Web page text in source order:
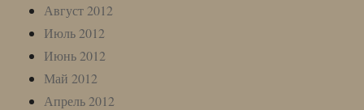
Август 2012
Июль 2012
Июнь 2012
Май 2012
Апрель 2012